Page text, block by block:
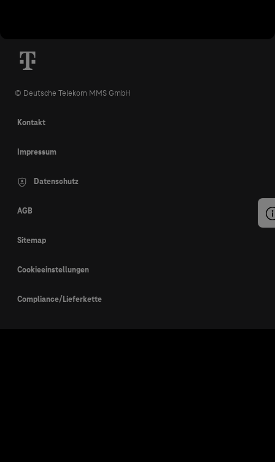
© Deutsche Telekom MMS GmbH
Kontakt
Impressum
Datenschutz
AGB
Sitemap
Cookieeinstellungen
Compliance/Lieferkette